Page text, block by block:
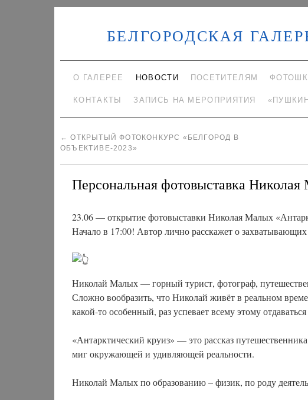
БЕЛГОРОДСКАЯ
О ГАЛЕРЕЕ НОВОСТИ ПОСЕТИТЕЛЯМ
КОНТАКТЫ ЗАПИСЬ НА МЕРОПРИЯТИЯ
← ОТКРЫТЫЙ ФОТОКОНКУРС «БЕЛГОРОД В
ОБЪЕКТИВЕ-2023»
Персональная фотовыставка
23.06 — открытие фотовыставки Николая Малых
Начало в 17:00! Автор лично расскажет о
Николай Малых — горный турист, фотограф,
Сложно вообразить, что Николай живёт в реальном
какой-то особенный, раз успевает всему этому
«Антарктический круиз» — это рассказ
миг окружающей и удивляющей реальности.
Николай Малых по образованию – физик, по роду